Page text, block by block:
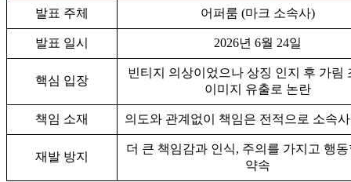
발표 주체 어퍼룸 (마크 소속사)
발표 일시 2026년 6월 24일
핵심 입장
빈티지 의상이었으나 상징 인지 후 가림
이미지 유출로 논란
책임 소재 의도와 관계없이 책임은 전적으로 소속
재발 방지
더 큰 책임감과 인식, 주의를 가지고 행
약속